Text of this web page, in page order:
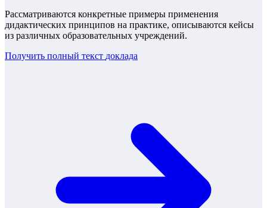
Рассматриваются конкретные примеры применения
дидактических принципов на практике, описываются кейсы
из различных образовательных учреждений.
Получить полный текст доклада